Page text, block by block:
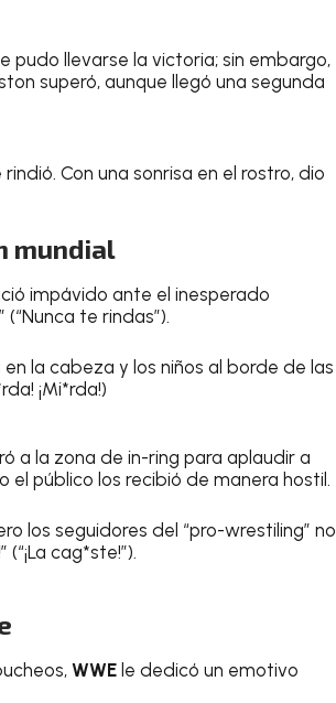
pudo llevarse la victoria; sin embargo,
superó, aunque llegó una segunda
rindió. Con una sonrisa en el rostro, dio
mundial
impávido ante el inesperado
” (“Nunca te rindas”).
la cabeza y los niños al borde de las
¡Mi*rda!)
a la zona de in-ring para aplaudir a
el público los recibió de manera hostil.
los seguidores del “pro-wrestiling” no
” (“¡La cag*ste!”).
WWE le dedicó un emotivo